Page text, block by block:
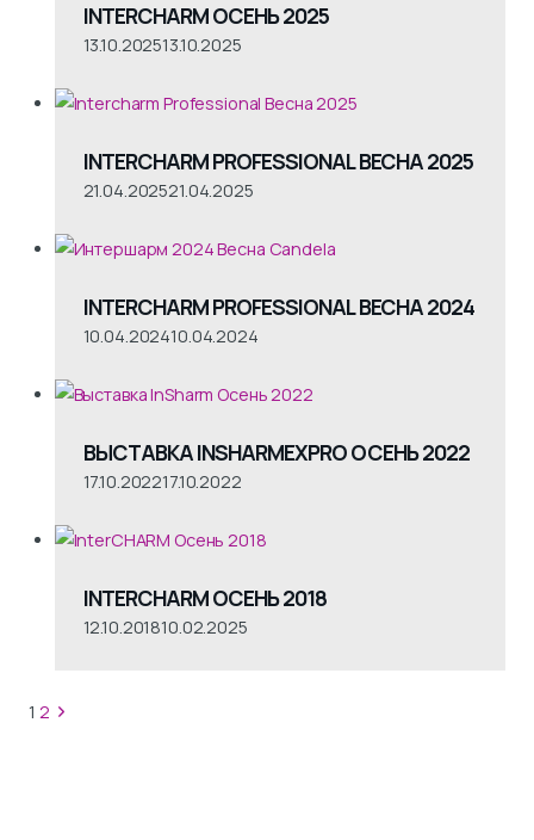
INTERCHARM ОСЕНЬ 2025
13.10.202513.10.2025
INTERCHARM PROFESSIONAL ВЕСНА 2025
21.04.202521.04.2025
INTERCHARM PROFESSIONAL ВЕСНА 2024
10.04.202410.04.2024
ВЫСТАВКА INSHARMEXPRO ОСЕНЬ 2022
17.10.202217.10.2022
INTERCHARM ОСЕНЬ 2018
12.10.201810.02.2025
Навигация
1 2 Следующая